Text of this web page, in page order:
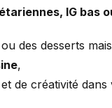
IG bas
des desserts
,
de créativité dans